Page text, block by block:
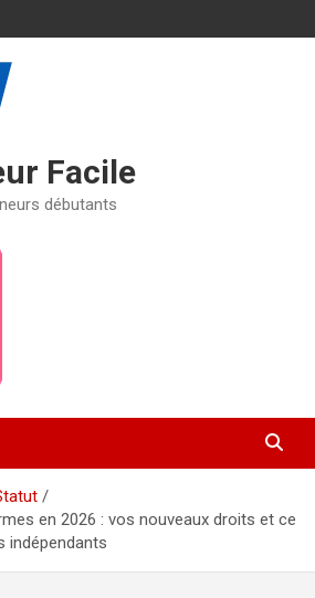
Facile
débutants
en 2026 : vos nouveaux droits et ce
indépendants